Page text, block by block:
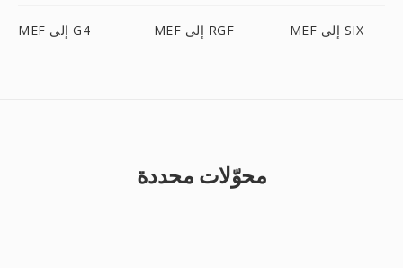
MEF إلى G4 MEF إلى RGF MEF إلى SIX
محوّلات محددة